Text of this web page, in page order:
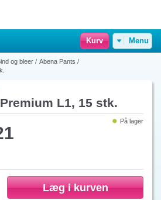
Kurv Menu
og bleer / Abena Pants /
L1, 15 stk.
På lager